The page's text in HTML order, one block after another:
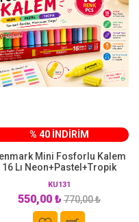
% 40 İNDİRİM
Mini Fosforlu Kalem
16 Lı Neon+Pastel+Tropik
KU131
550,00 ₺770,00 ₺